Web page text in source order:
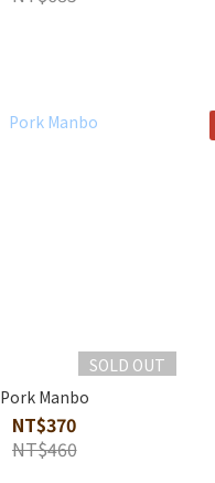
SOLD OUT
Pork Manbo
NT$370
NT$460